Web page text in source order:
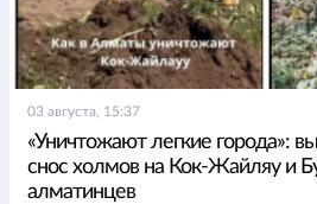
03 августа, 15:37
«Уничтожают легкие города»:
снос холмов на Кок-Жайляу и
алматинцев